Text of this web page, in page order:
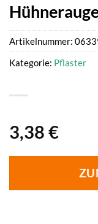
3,38 €
Artikelnummer:
Kategorie: Pflaster